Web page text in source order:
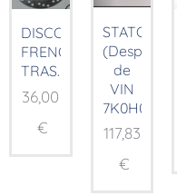
DISCO
FRENO
TRAS.
36,00
€
STATOR
(Después
de
VIN
7K0H01185)
117,83
€